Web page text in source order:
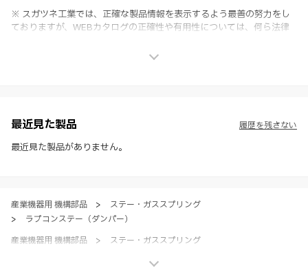
※ スガツネ工業では、正確な製品情報を表示するよう最善の努力をし
ておりますが、WEBカタログの正確性や有用性については、何ら法律
社製品の使用ご検討、又は販売促進目的の利用に限ります。
※ 本WEBサイト製品情報のご利用にあたっては、WEBサイト利用規
約、プライバシーポリシー、製品情報ガイドをご確認いただき、内容の
最近見た製品
最近見た製品がありません。
履歴を残さない
産業機器用 機構部品 >
ステー・ガススプリング
>
ラプコンステー（ダンパー）
産業機器用 機構部品
>
ステー・ガススプリング